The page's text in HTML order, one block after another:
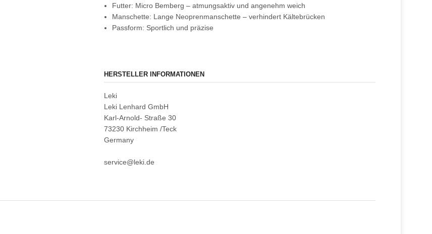
Futter: Micro Bemberg – atmungsaktiv und angenehm weich
Manschette: Lange Neoprenmanschette – verhindert Kältebrücken
Passform: Sportlich und präzise
HERSTELLER INFORMATIONEN
Leki
Leki Lenhard GmbH
Karl-Arnold- Straße 30
73230 Kirchheim /Teck
Germany
service@leki.de